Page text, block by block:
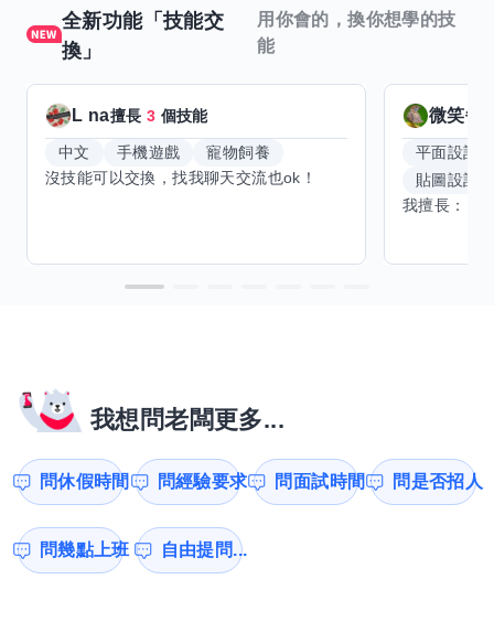
全新功能「技能交
換」
用你會的，換你想學的技
能
L na擅長 3 個技能
中文 手機遊戲
寵物飼養
沒技能可以交換，找我聊天交流也ok！
微笑每
平面設計
貼圖設計
我想問老闆更多...
問休假時間 問經驗要求 問面試時間 問是否招人
問幾點上班 自由提問...